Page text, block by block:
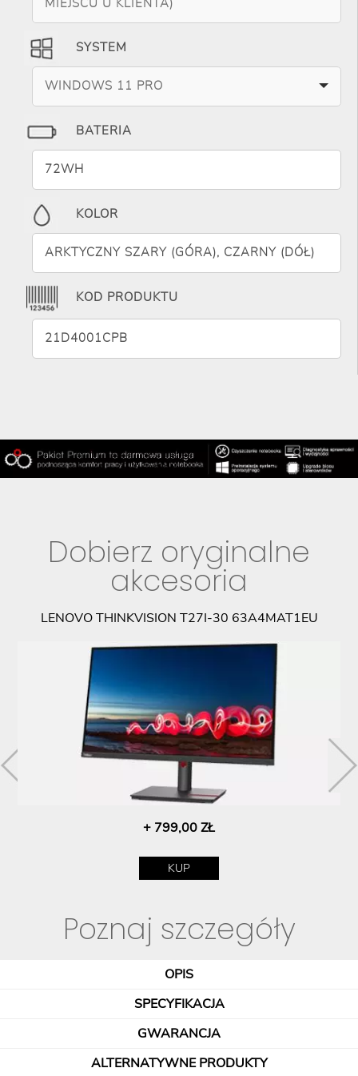
SYSTEM
WINDOWS 11 PRO
BATERIA
72WH
KOLOR
ARKTYCZNY SZARY (GÓRA), CZARNY (DÓŁ)
KOD PRODUKTU
21D4001CPB
Dobierz oryginalne
akcesoria
LENOVO THINKVISION T27I-30 63A4MAT1EU
+ 799,00 ZŁ
KUP
Poznaj szczegóły
OPIS
SPECYFIKACJA
GWARANCJA
ALTERNATYWNE PRODUKTY